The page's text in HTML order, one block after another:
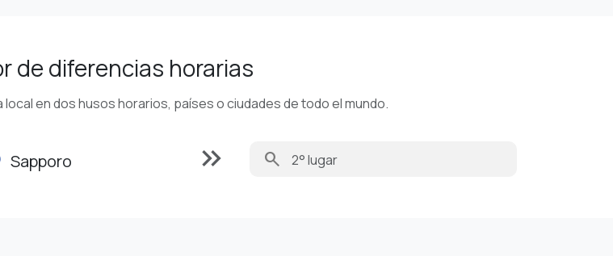
de diferencias horarias
local en dos husos horarios, países o ciudades de todo el mundo.
Sapporo keyboard_double_arrow_right search